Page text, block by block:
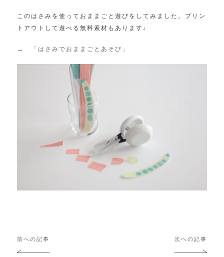
このはさみを使っておままごと遊びをしてみました。プリン
トアウトして遊べる無料素材もあります♩
→ 「はさみでおままごとあそび」
投
稿
前への記事 次への記事